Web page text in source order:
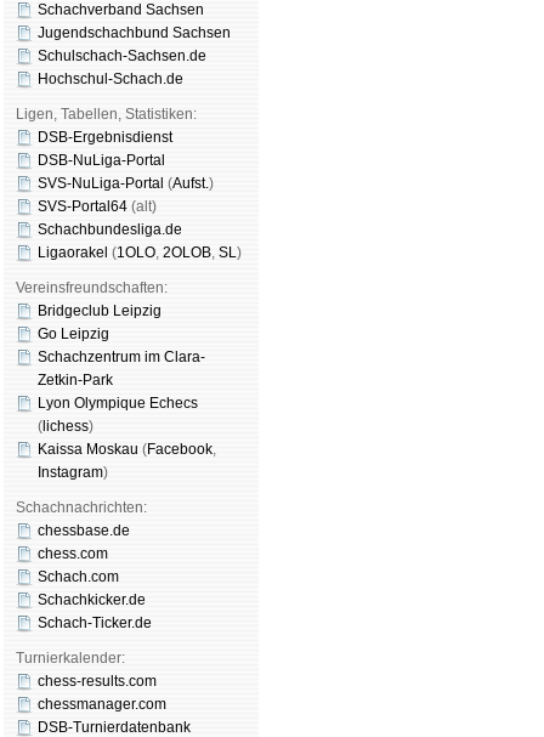
Schachverband Sachsen
Jugendschachbund Sachsen
Schulschach-Sachsen.de
Hochschul-Schach.de
Ligen, Tabellen, Statistiken:
DSB-Ergebnisdienst
DSB-NuLiga-Portal
SVS-NuLiga-Portal (Aufst.)
SVS-Portal64 (alt)
Schachbundesliga.de
Ligaorakel (1OLO, 2OLOB, SL)
Vereinsfreundschaften:
Bridgeclub Leipzig
Go Leipzig
Schachzentrum im Clara-
Zetkin-Park
Lyon Olympique Echecs
( lichess)
Kaissa Moskau (Face­book,
Insta­gram)
Schachnachrichten:
chessbase.de
chess.com
Schach.com
Schachkicker.de
Schach-Ticker.de
Turnierkalender:
chess-results.com
chessmanager.com
DSB-Turnierdatenbank